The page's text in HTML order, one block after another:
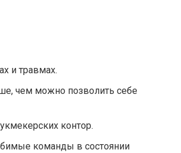
и травмах.
чем можно позволить себе
контор.
команды в состоянии